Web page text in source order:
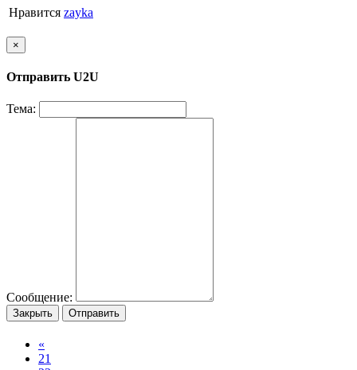
Нравится zayka
×
Отправить U2U
Тема:
Сообщение:
Закрыть Отправить
«
21